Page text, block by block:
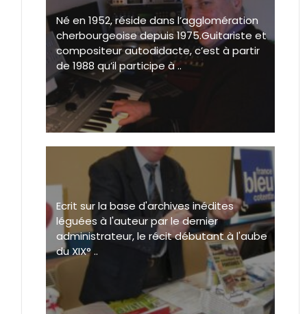
Né en 1952, réside dans l’agglomération
cherbourgeoise depuis 1975.Guitariste et
compositeur autodidacte, c’est à partir
de 1988 qu’il participe à ..
Ecrit sur la base d'archives inédites
léguées à l'auteur par le dernier
administrateur, le récit débutant à l'aube
du XIX° ..